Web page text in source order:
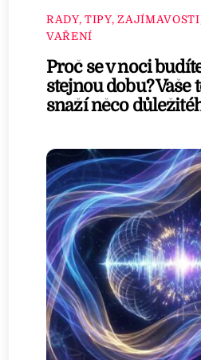
RADY, TIPY, ZAJÍMAVOSTI
VAŘENÍ
Proč se v noci
stejnou dobu? Vaše
snaží něco